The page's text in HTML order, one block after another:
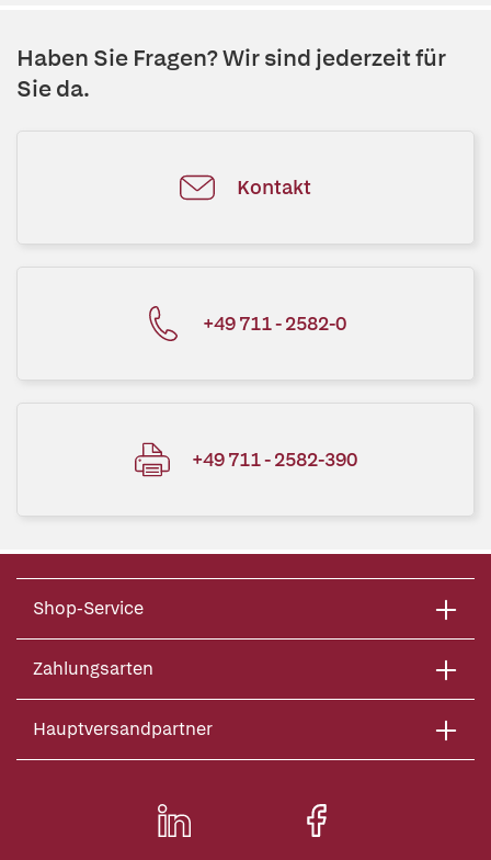
Haben Sie Fragen? Wir sind jederzeit für
Sie da.
Kontakt
+49 711 - 2582-0
+49 711 - 2582-390
Shop-Service
Zahlungsarten
Hauptversandpartner